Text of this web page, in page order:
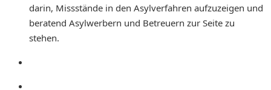
darin, Missstände in den Asylverfahren aufzuzeigen und
beratend Asylwerbern und Betreuern zur Seite zu
stehen.